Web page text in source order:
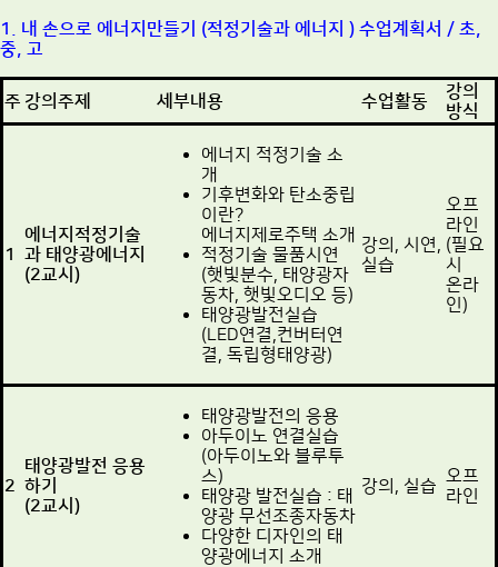
1. 내 손으로 에너지만들기 (적정기술과 에너지 ) 수업계획서 / 초,
중, 고
주 강의주제 세부내용 수업활동
강의
방식
1
에너지적정기술
과 태양광에너지
(2교시)
에너지 적정기술 소
개
기후변화와 탄소중립
이란?
에너지제로주택 소개
적정기술 물품시연
(햇빛분수, 태양광자
동차, 햇빛오디오 등)
태양광발전실습
(LED연결,컨버터연
결, 독립형태양광)
강의, 시연,
실습
오프
라인
(필요
시
온라
인)
2
태양광발전 응용
하기
(2교시)
태양광발전의 응용
아두이노 연결실습
(아두이노와 블루투
스)
태양광 발전실습 : 태
양광 무선조종자동차
다양한 디자인의 태
양광에너지 소개
강의, 실습 오프
라인